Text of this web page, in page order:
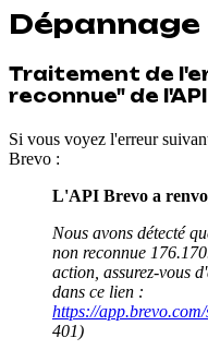
Dépannage
Traitement de
reconnue" de
Si vous voyez l'erreur
Brevo :
L'API Brevo a
Nous avons détecté
non reconnue
action, assurez-vous
dans ce lien :
https://
401)